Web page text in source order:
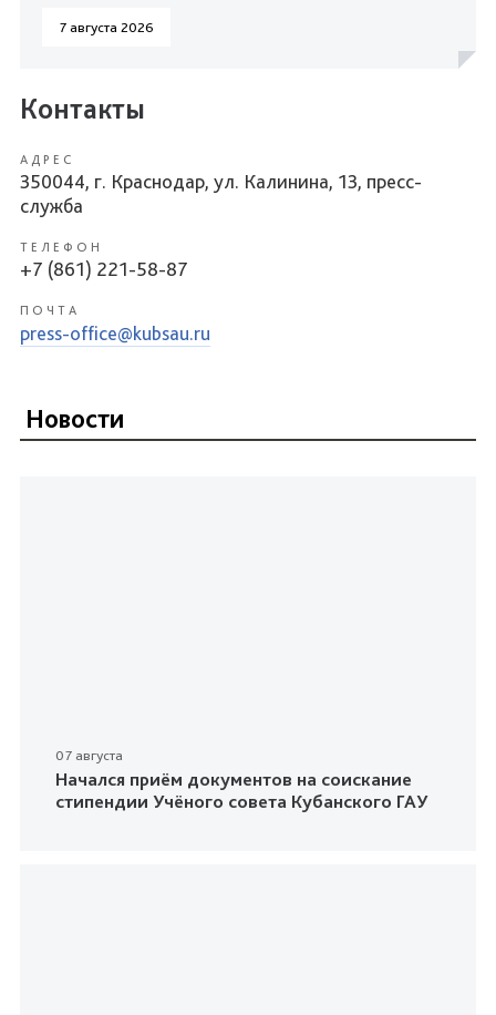
7 августа 2026
Контакты
АДРЕС
350044, г. Краснодар, ул. Калинина, 13, пресс-
служба
ТЕЛЕФОН
+7 (861) 221-58-87
ПОЧТА
press-office@kubsau.ru
Новости
07 августа
Начался приём документов на соискание
стипендии Учёного совета Кубанского ГАУ